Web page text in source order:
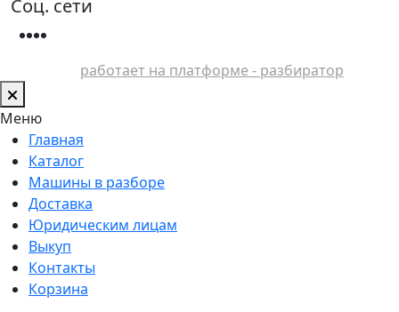
Соц. сети
работает на платформе - разбиратор
Меню
Главная
Каталог
Машины в разборе
Доставка
Юридическим лицам
Выкуп
Контакты
Корзина